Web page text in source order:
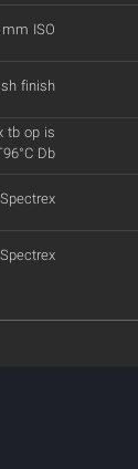
ISO
finish
tb op is
Db
Spectrex
Spectrex